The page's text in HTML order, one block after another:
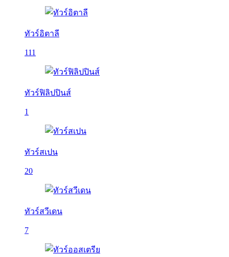
ทัวร์อิตาลี
111
ทัวร์ฟิลิปปินส์
1
ทัวร์สเปน
20
ทัวร์สวีเดน
7